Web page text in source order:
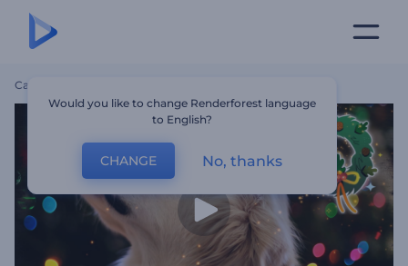
Casa
Would you like to change Renderforest language
to English?
CHANGE No, thanks